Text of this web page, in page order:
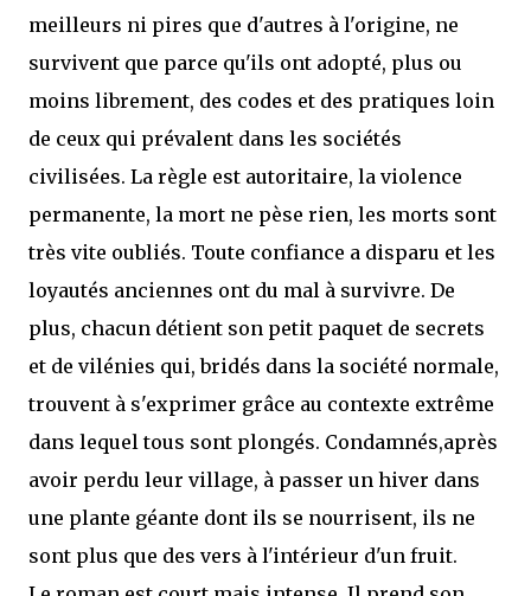
meilleurs ni pires que d'autres à l'origine, ne
survivent que parce qu'ils ont adopté, plus ou
moins librement, des codes et des pratiques loin
de ceux qui prévalent dans les sociétés
civilisées. La règle est autoritaire, la violence
permanente, la mort ne pèse rien, les morts sont
très vite oubliés. Toute confiance a disparu et les
loyautés anciennes ont du mal à survivre. De
plus, chacun détient son petit paquet de secrets
et de vilénies qui, bridés dans la société normale,
trouvent à s'exprimer grâce au contexte extrême
dans lequel tous sont plongés. Condamnés,après
avoir perdu leur village, à passer un hiver dans
une plante géante dont ils se nourrisent, ils ne
sont plus que des vers à l'intérieur d'un fruit.